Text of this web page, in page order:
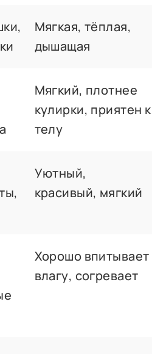
Мягкая, тёплая,
дышащая
Мягкий, плотнее
кулирки, приятен к
телу
Уютный,
красивый, мягкий
Хорошо впитывает
влагу, согревает